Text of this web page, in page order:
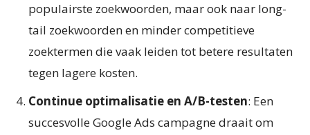
populairste zoekwoorden, maar ook naar long-
tail zoekwoorden en minder competitieve
zoektermen die vaak leiden tot betere resultaten
tegen lagere kosten.
Continue optimalisatie en A/B-testen: Een
succesvolle Google Ads campagne draait om